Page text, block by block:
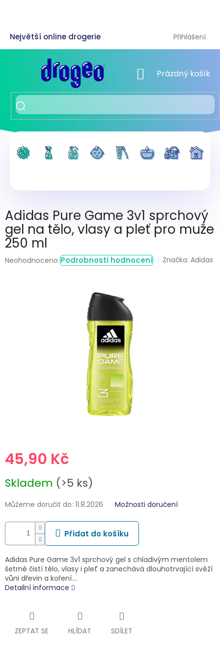
Přihlášení
NÁKUPNÍ KOŠÍK
Prázdný košík
Adidas Pure Game 3v1 sprchový
gel na tělo, vlasy a pleť pro muže
250 ml
Průměrné
Neohodnoceno Podrobnosti hodnocení Značka:Adidas
45,90 Kč
cena:
Skladem (>5 ks)
Můžeme doručit do: 11.8.2026 Možnosti doručení
Přidat do košíku
Adidas Pure Game 3v1 sprchový gel s chladivým mentolem
šetrně čistí tělo, vlasy i pleť a zanechává dlouhotrvající svěží
vůni dřevin a koření.…
Detailní informace
ZEPTAT SE HLÍDAT SDÍLET